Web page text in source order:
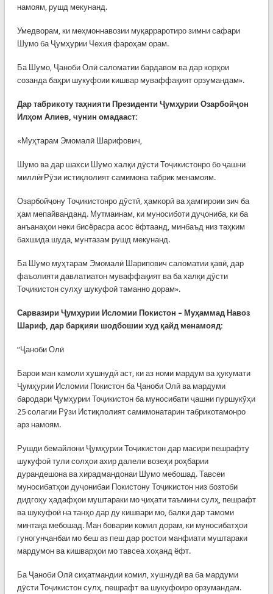
намоям, рушд мекунанд.
Умедворам, ки меҳмоннавозии муқарраротиро зимни сафари
Шумо ба Ҷумҳурии Чехия фароҳам орам.
Ба Шумо, Ҷаноби Олӣ саломатии бардавом ва дар корҳои
созанда баҳри шукуфоии кишвар муваффақият орзумандам».
Дар табрикоту таҳнияти Президенти Ҷумҳурии Озарбойҷон
Илҳом Алиев, чунин омадааст:
«Муҳтарам Эмомалӣ Шарифович,
Шумо ва дар шахси Шумо халқи дӯсти Тоҷикистонро бо ҷашни
миллӣғРӯзи истиқлолият самимона табрик менамоям.
Озарбойҷону Тоҷикистонро дӯстӣ, ҳамкорӣ ва ҳамгироии зич ба
ҳам мепайванданд. Мутмаинам, ки муносиботи дуҷониба, ки ба
анъанаҳои неки бисёрасра асос ёфтаанд, минбаъд низ таҳким
бахшида шуда, мунтазам рушд мекунанд.
Ба Шумо муҳтарам Эмомалӣ Шарипович саломатии қавӣ, дар
фаъолияти давлатиатон муваффақият ва ба халқи дӯсти
Тоҷикистон сулҳу шукуфоӣ таманно дорам».
Сарвазири Ҷумҳурии Исломии Покистон – Муҳаммад Навоз
Шариф, дар барқияи шодбошии худ қайд менамояд:
“Ҷаноби Олӣ
Барои ман камоли хушнудӣ аст, ки аз номи мардум ва ҳукумати
Ҷумҳурии Исломии Покистон ба Ҷаноби Олӣ ва мардуми
бародари Ҷумҳурии Тоҷикистон ба муносибати ҷашни пуршукӯҳи
25 солагии Рӯзи Истиқлолият самимонатарин табрикотамонро
арз намоям.
Рушди бемайлони Ҷумҳурии Тоҷикистон дар масири пешрафту
шукуфоӣ тули солҳои ахир далели возеҳи роҳбарии
дурандешона ва хирадмандонаи Шумо мебошад. Тавсеи
муносибатҳои дуҷонибаи Покистону Тоҷикистон низ бозтоби
дидгоҳу ҳадафҳои муштараки мо ҷиҳати таъмини сулҳ, пешрафт
ва шукуфоӣ на танҳо дар ду кишвари мо, балки дар тамоми
минтақа мебошад. Ман боварии комил дорам, ки муносибатҳои
гуногунҷанбаи мо беш аз пеш дар ростои манфиати муштараки
мардумон ва кишварҳои мо тавсеа хоҳанд ёфт.
Ба Ҷаноби Олӣ сиҳатмандии комил, хушнудӣ ва ба мардуми
дӯсти Тоҷикистон сулҳ, пешрафт ва шукуфоиро орзумандам.